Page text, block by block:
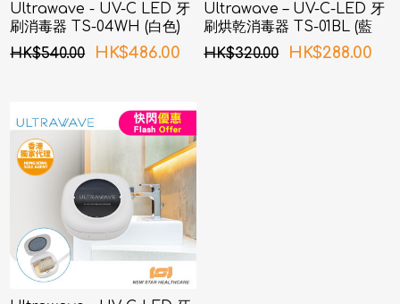
Ultrawave - UV-C LED 牙
刷消毒器 TS-04WH (白色)
HK$540.00
HK$486.00
Ultrawave – UV-C-LED 牙
刷烘乾消毒器 TS-01BL (藍
色)
HK$320.00 HK$288.00